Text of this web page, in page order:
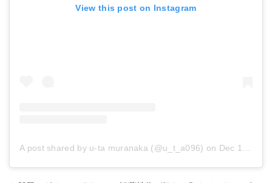
View this post on Instagram
A post shared by u-ta muranaka (@u_t_a096) on Dec 19, 2017 at 4:59am PST